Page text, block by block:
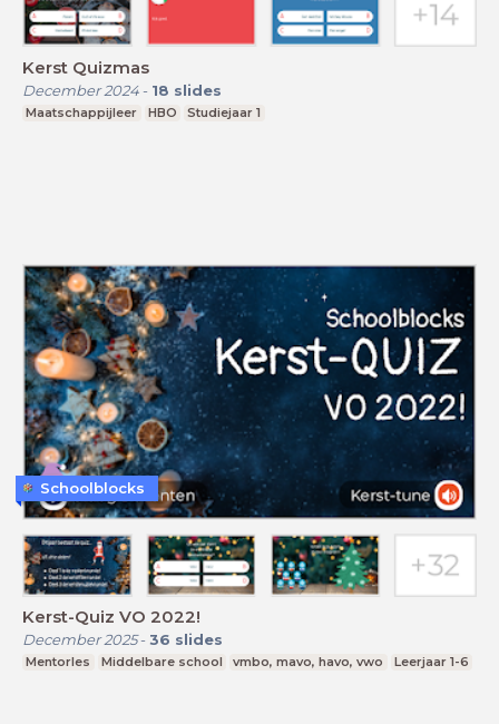
Kerst Quizmas
December 2024- 18 slides
Maatschappijleer HBO Studiejaar 1
Kerst-Quiz VO 2022!
December 2025- 36 slides
Mentorles Middelbare school vmbo, mavo, havo, vwo Leerjaar 1-6
Schoolblocks